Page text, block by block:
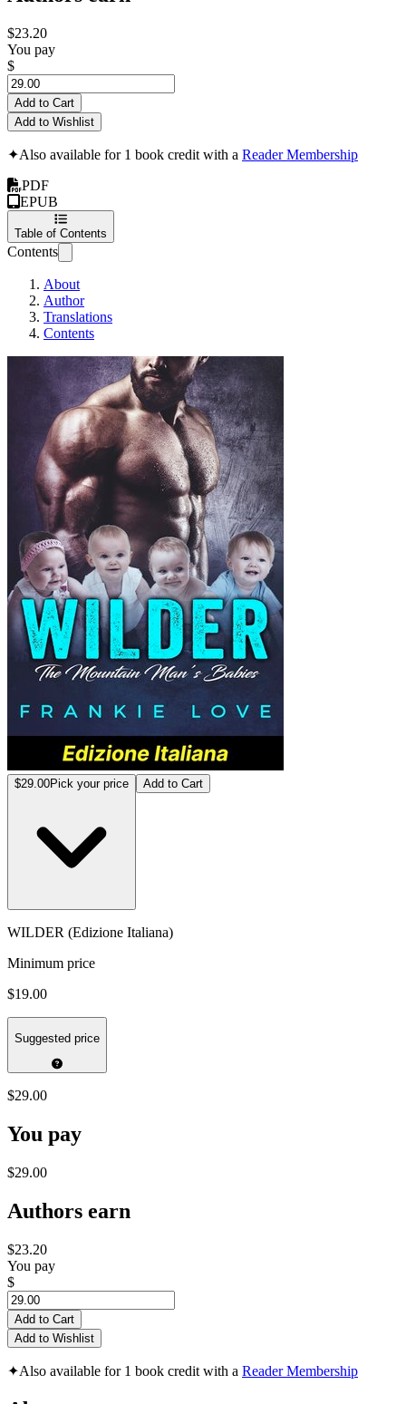
$23.20
You pay
$
Add to Cart
Add to Wishlist
✦Also available for 1 book credit with a Reader Membership
PDF
EPUB
Table of Contents
Contents
About
Author
Translations
Contents
$29.00Pick your price Add to Cart
WILDER (Edizione Italiana)
Minimum price
$19.00
Suggested price
$29.00
You pay
$29.00
Authors earn
$23.20
You pay
$
Add to Cart
Add to Wishlist
✦Also available for 1 book credit with a Reader Membership